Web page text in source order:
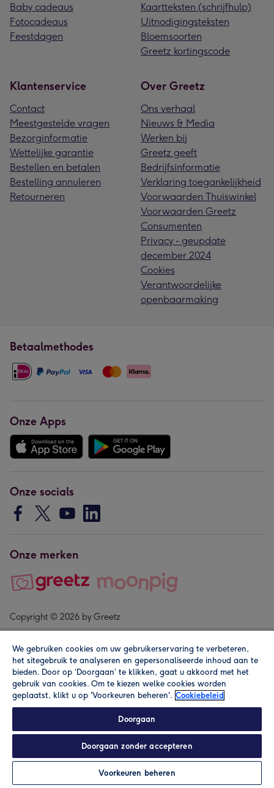
In winkelmand Personaliseren
Baby cadeaus
Fotocadeaus
Feestdagen
Kaartteksten (schrijfhulp)
Uitnodigingsteksten
Bloemsoorten
Greetz kortingscode
Klantenservice
Contact
Meestgestelde vragen
Bezorginformatie
Wettelijke garantie
Bestellen en betalen
Bestelling annuleren
Retourneren
Over Greetz
Ons verhaal
Nieuws & Media
Werken bij
Greetz geeft
Bedrijfsinformatie
Verklaring toegankelijkheid
Voorwaarden Thuiswinkel
Voorwaarden Greetz
Consumenten
Privacy - geupdate
december 2024
Cookies
Verantwoordelijke
openbaarmaking
Betaalmethodes
Onze Apps
Onze socials
Onze merken
Copyright © 2026 by Greetz
Alle prijzen zijn inclusief btw en andere heffingen. Lees de
We gebruiken cookies om uw gebruikerservaring te verbeteren,
het sitegebruik te analyseren en gepersonaliseerde inhoud aan te
bieden. Door op ‘Doorgaan’ te klikken, gaat u akkoord met het
gebruik van cookies. Om te kiezen welke cookies worden
geplaatst, klikt u op 'Voorkeuren beheren'. Cookiebeleid
Doorgaan
Doorgaan zonder accepteren
Voorkeuren beheren